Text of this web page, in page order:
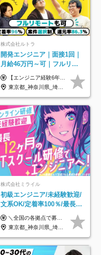
株式会社ルトラ
開発エンジニア｜面接1回｜
月給46万円～可｜フルリモ
ートも可｜案件選択制｜定
着率96％以上｜副業OK｜住
宅手当
【エンジニア経験6年以上の方】 月給46万円～100万円（固定残業代含む） ※上記月給には月30時間分の固定残業代（月8万7,400円～月19万円）を含む。超過分は全額支給。 【エンジニア経験4年以上の方】 月給42万円～100万円（固定残業代含む） ※上記月給には月30時間分の固定残業代（月7万9,800円～月19万円）を含む。超過分は全額支給。 【エンジニア経験4年未満の方】 月給38万円～100万円（固定残業代含む） ※上記月給には月30時間分の固定残業代（月7万2,200円～月19万円）を含む。超過分は全額支給。 ※経験、スキル、前職給与などを踏まえて決定。 ◆ルトラの給与制度のポイント！◆ ・社員の95%が入社時に年収UP！最高で300万円UPの実績も ・平均還元率86.3%（交通費・住宅手当・会社負担分の社保も含む） ・人柄やポテンシャルを評価し、スキル以上の希望年収を提示することも ・退職金制度やリファラル手当（平均50万円）あり
東京都_神奈川県_埼玉県_千葉県_大阪府_愛知県_北海道_青森県_岩手県_宮城県_秋田県_山形県_福島県_茨城県_栃木県_群馬県_新潟県_山梨県_長野県_富山県_石川県_福井県_静岡県_岐阜県_三重県_兵庫県_京都府_滋賀県_奈良県_和歌山県_広島県_岡山県_鳥取県_島根県_山口県_徳島県_香川県_愛媛県_高知県_福岡県_熊本県_佐賀県_長崎県_大分県_宮崎県_鹿児島県_沖縄県
株式会社ミライル
初級エンジニア/未経験歓迎/
文系OK/定着率100％/最長1
年の自社ITスクール研修あ
り/年休130日
＼全国の各拠点で募集中！／ 給与は以下の通り、勤務地により異なります。 札幌：月給23万円～27万円 仙台：月給22万円～26万円 新潟：月給22万円～26万円 東京：月給26万円～30万円 大阪：月給24万円～29万円 福岡：月給23.5万円～27万円 沖縄：月給21万円～26万円 ◎給与は知識や経験を考慮して決定します。 ◎残業は別途全額支給します。 ◎試用期間12カ月あり（給与は以下の通りです。その他条件に変更はありません） （試用期間の給与） 札幌：月給18.6万円～ 仙台：月給19万円～ 新潟：月給18万円～ 東京：月給22万円～ 大阪：月給20.8万円～ 福岡：月給19万円～ 沖縄：月給18万円～
東京都_神奈川県_埼玉県_千葉県_大阪府_愛知県_北海道_青森県_岩手県_宮城県_秋田県_山形県_福島県_茨城県_栃木県_群馬県_新潟県_山梨県_長野県_富山県_石川県_福井県_静岡県_岐阜県_三重県_兵庫県_京都府_滋賀県_奈良県_和歌山県_広島県_岡山県_鳥取県_島根県_山口県_徳島県_香川県_愛媛県_高知県_福岡県_熊本県_佐賀県_長崎県_大分県_宮崎県_鹿児島県_沖縄県